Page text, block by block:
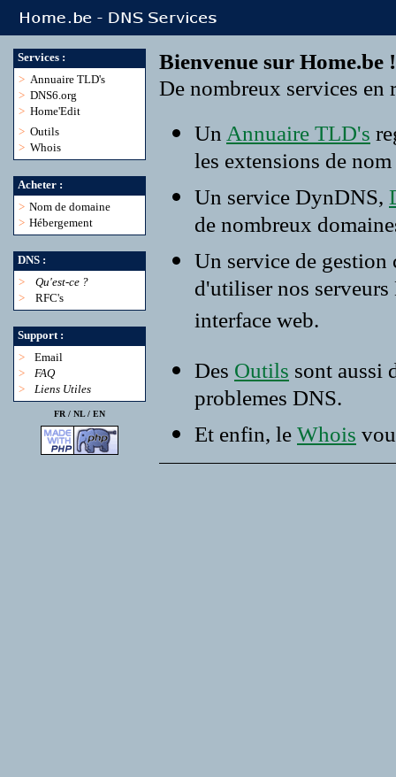
Services :
> Annuaire TLD's
> DNS6.org
> Home'Edit
> Outils
> Whois
Acheter :
> Nom de domaine
> Hébergement
DNS :
>
Qu'est-ce ?
>
RFC's
Support :
>
Email
>
FAQ
>
Liens Utiles
FR / NL/ EN
Bienvenue sur Home.be !
De nombreux services
Un Annuaire TLD's
les extensions de
Un service DynDNS,
de nombreux
Un service de
d'utiliser nos
interface web.
Des Outils sont aussi
problemes DNS.
Et enfin, le Whois